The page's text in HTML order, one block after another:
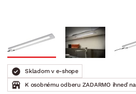
Skladom v e-shope
K osobnému odberu ZADARMO ihneď na